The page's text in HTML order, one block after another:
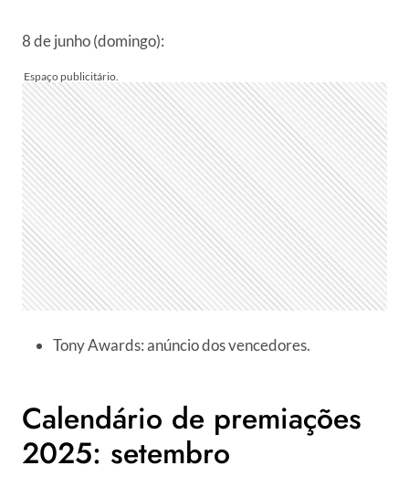
8 de junho (domingo):
Tony Awards: anúncio dos vencedores.
Calendário de premiações
2025: setembro